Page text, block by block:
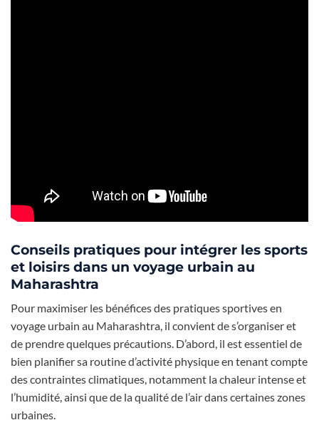
Conseils pratiques pour intégrer les sports
et loisirs dans un voyage urbain au
Maharashtra
Pour maximiser les bénéfices des pratiques sportives en
voyage urbain au Maharashtra, il convient de s’organiser et
de prendre quelques précautions. D’abord, il est essentiel de
bien planifier sa routine d’activité physique en tenant compte
des contraintes climatiques, notamment la chaleur intense et
l’humidité, ainsi que de la qualité de l’air dans certaines zones
urbaines.